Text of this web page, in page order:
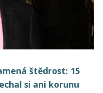
štědrost: 15
si ani korunu